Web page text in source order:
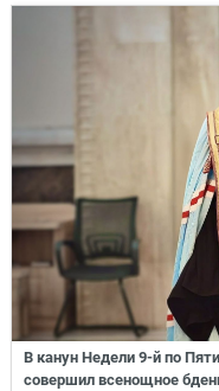
В канун Недели 9-й по
совершил всенощное